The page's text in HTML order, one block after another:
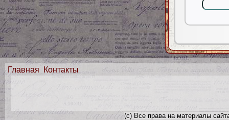
Главная Контакты
(с) Все права на материалы